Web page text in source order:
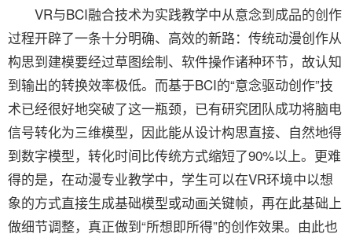
VR与BCI融合技术为实践教学中从意念到成品的创作
过程开辟了一条十分明确、高效的新路：传统动漫创作从
构思到建模要经过草图绘制、软件操作诸种环节，故认知
到输出的转换效率极低。而基于BCI的“意念驱动创作”技
术已经很好地突破了这一瓶颈，已有研究团队成功将脑电
信号转化为三维模型，因此能从设计构思直接、自然地得
到数字模型，转化时间比传统方式缩短了90%以上。更难
得的是，在动漫专业教学中，学生可以在VR环境中以想
象的方式直接生成基础模型或动画关键帧，再在此基础上
做细节调整，真正做到“所想即所得”的创作效果。由此也